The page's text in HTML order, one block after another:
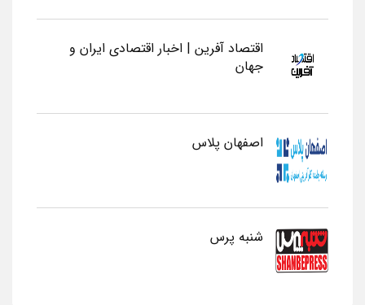
اقتصاد آفرین | اخبار اقتصادی ایران و
جهان
اصفهان پلاس
شنبه پرس